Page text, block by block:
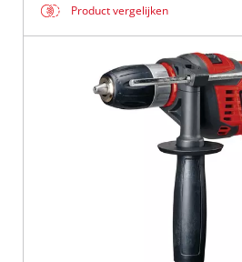
Product vergelijken